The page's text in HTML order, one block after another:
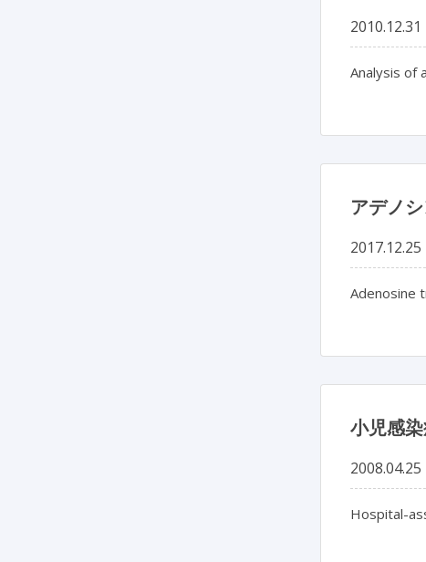
2010.12.31
Analysis of
アデノ
2017.12.25
Adenosine
小児感
2008.04.25
Hospital-